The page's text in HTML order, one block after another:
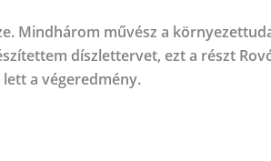
Mindhárom művész a
díszlettervet, ezt a részt
a végeredmény.